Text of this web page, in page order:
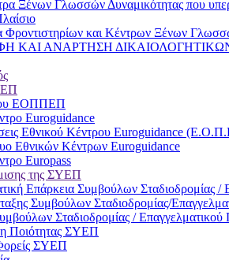
Ξένων Γλωσσών Δυναμικότητας που
Φροντιστηρίων και Κέντρων Ξένων
ΚΑΙ ΑΝΑΡΤΗΣΗ ΔΙΚΑΙΟΛΟΓΗΤΙΚΩΝ
ΕΟΠΠΕΠ
Euroguidance
Εθνικού Κέντρου Euroguidance
Εθνικών Κέντρων Euroguidance
Europass
της ΣΥΕΠ
Επάρκεια Συμβούλων Σταδιοδρομίας
Συμβούλων Σταδιοδρομίας/
Σταδιοδρομίας / Επαγγελματικού
Ποιότητας ΣΥΕΠ
ΣΥΕΠ